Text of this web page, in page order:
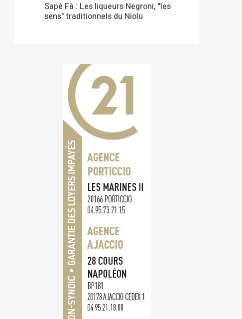
Sapè Fà : Les liqueurs Negroni, "les
sens" traditionnels du Niolu